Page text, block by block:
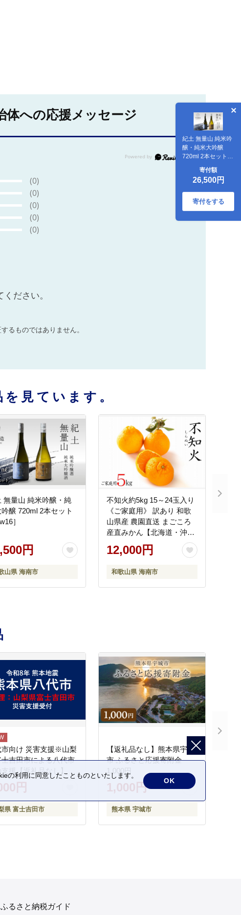
紀土 無量山 純米吟
醸・純米大吟醸
720ml 2本セット
［Hw16］
寄付額
26,500円
寄付をする
体への応援メッセージ
(0)
(0)
(0)
(0)
(0)
ださい。
るものではありません。
見ています。
無量山 純米吟醸・純
醸 720ml 2本セット
］
円
山県 海南市
不知火約5kg 15～24玉入り
《ご家庭用》 訳あり 和歌
山県産 農園直送 まごころ
産直みかん【北海道・沖縄
県・離島配送不可】みかん
柑橘 しらぬい デコポンと
12,000円
和歌山県 海南市
市向け 災害支援※山梨
吉田市による八代市
支援【返礼品なし】
円
県 富士吉田市
【返礼品なし】熊本県宇城
市 ふるさと応援寄附金
1,000円
1,000円
熊本県 宇城市
ふるさと納税ガイド
の利用に同意したことものといたします。
OK